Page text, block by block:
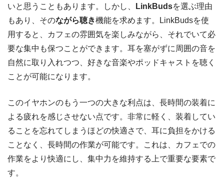
いと思うこともあります。しかし、 LinkBudsを選ぶ理由
もあり、そのながら聴き機能を求めます。LinkBudsを使
用すると、カフェの雰囲気を楽しみながら、それでいて必
要な集中も保つことができます。耳を塞がずに周囲の音を
自然に取り入れつつ、好きな音楽やポッドキャストを聴く
ことが可能になります。
このイヤホンのもう一つの大きな利点は、長時間の装着に
よる疲れを感じさせない点です。非常に軽く、装着してい
ることを忘れてしまうほどの快適さで、耳に負担をかける
ことなく、長時間の作業が可能です。これは、カフェでの
作業をより快適にし、集中力を維持する上で重要な要素で
す。